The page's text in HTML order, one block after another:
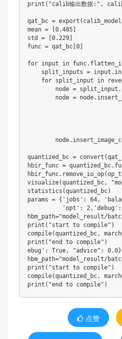
print("calib输出数据:",
qat_bc =
mean = [0.485]
std = [0.229]
func = qat_bc[0]
for input in
split_inputs =
for split_input in
node =
node =
quantized_bc =
hbir_func =
visualize(quantized_bc,
statistics(quantized_bc)
params = {'jobs': 64,
'opt':
hbm_path="model_result/
print("start to compile")
compile(quantized_bc,
print("end to compile")
ebug': True, "advice": 0.0}
hbm_path="model_result/
print("start to compile")
compile(quantized_bc,
点赞